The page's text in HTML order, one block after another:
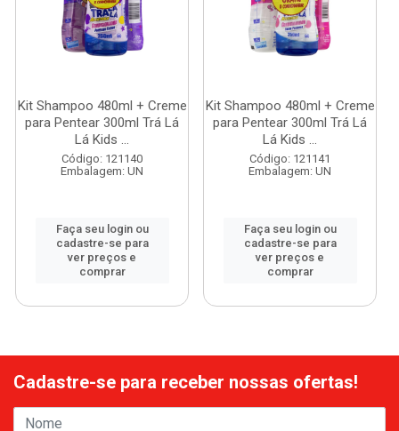
Kit Shampoo 480ml + Creme
para Pentear 300ml Trá Lá
Lá Kids ...
Código: 121140
Embalagem: UN
Faça seu login ou
cadastre-se para
ver preços e
comprar
Kit Shampoo 480ml + Creme
para Pentear 300ml Trá Lá
Lá Kids ...
Código: 121141
Embalagem: UN
Faça seu login ou
cadastre-se para
ver preços e
comprar
Cadastre-se para receber nossas ofertas!